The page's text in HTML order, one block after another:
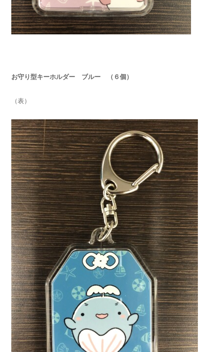
お守り型キーホルダー ブルー （６個）
（表）